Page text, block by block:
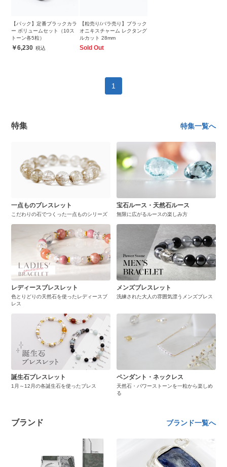
【パック】定番ブラックカラ
ー ボリュームセット（10ス
トーン各5粒）
6,230
【粒売り/バラ売り】ブラック
オニキスチャーム レクタング
ルカット 28mm
Sold Out
1
特集 特集一覧へ
一点ものブレスレット
こだわりの石でつくった一点ものシリーズ
宝石ルース・天然石ルース
無限に広がるルースの楽しみ方
レディースブレスレット
色とりどりの天然石を使ったレディースブ
レス
メンズブレスレット
洗練された大人の雰囲気漂うメンズブレス
誕生石ブレスレット
1月～12月の各誕生石を使ったブレス
ペンダント・ネックレス
天然石・パワーストーンを一粒から楽しめ
る
ブランド ブランド一覧へ